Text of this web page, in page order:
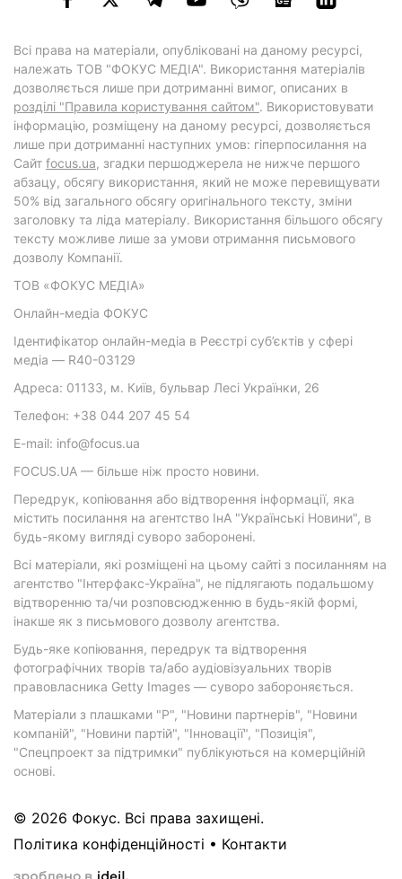
Всі права на матеріали, опубліковані на даному ресурсі,
належать ТОВ "ФОКУС МЕДІА". Використання матеріалів
дозволяється лише при дотриманні вимог, описаних в
розділі "Правила користування сайтом". Використовувати
інформацію, розміщену на даному ресурсі, дозволяється
лише при дотриманні наступних умов: гіперпосилання на
Cайт focus.ua, згадки першоджерела не нижче першого
абзацу, обсягу використання, який не може перевищувати
50% від загального обсягу оригінального тексту, зміни
заголовку та ліда матеріалу. Використання більшого обсягу
тексту можливе лише за умови отримання письмового
дозволу Компанії.
ТОВ «ФОКУС МЕДІА»
Онлайн-медіа ФОКУС
Ідентифікатор онлайн-медіа в Реєстрі суб’єктів у сфері
медіа — R40-03129
Адреса: 01133, м. Київ, бульвар Лесі Українки, 26
Телефон: +38 044 207 45 54
E-mail: info@focus.ua
FOCUS.UA — більше ніж просто новини.
Передрук, копіювання або відтворення інформації, яка
містить посилання на агентство ІнА "Українські Новини", в
будь-якому вигляді суворо заборонені.
Всі матеріали, які розміщені на цьому сайті з посиланням на
агентство "Інтерфакс-Україна", не підлягають подальшому
відтворенню та/чи розповсюдженню в будь-якій формі,
інакше як з письмового дозволу агентства.
Будь-яке копіювання, передрук та відтворення
фотографічних творів та/або аудіовізуальних творів
правовласника Getty Images — суворо забороняється.
Матеріали з плашками "Р", "Новини партнерів", "Новини
компаній", "Новини партій", "Інновації", "Позиція",
"Спецпроект за підтримки" публікуються на комерційній
основі.
© 2026 Фокус. Всі права захищені.
Політика конфіденційності • Контакти